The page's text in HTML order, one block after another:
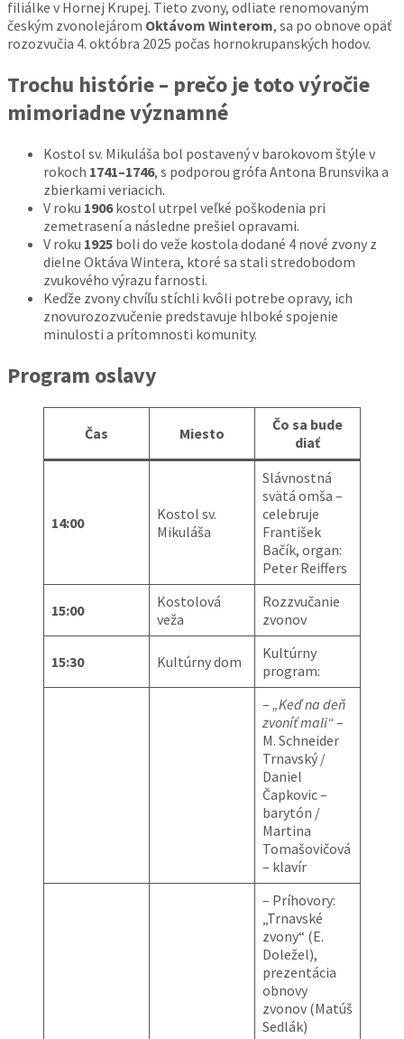
filiálke v Hornej Krupej. Tieto zvony, odliate renomovaným
českým zvonolejárom Oktávom Winterom, sa po obnove opäť
rozozvučia 4. októbra 2025 počas hornokrupanských hodov.
Trochu histórie – prečo je toto výročie
mimoriadne významné
Kostol sv. Mikuláša bol postavený v barokovom štýle v
rokoch 1741–1746, s podporou grófa Antona Brunsvika a
zbierkami veriacich.
V roku 1906kostol utrpel veľké poškodenia pri
zemetrasení a následne prešiel opravami.
V roku 1925 boli do veže kostola dodané 4 nové zvony z
dielne Oktáva Wintera, ktoré sa stali stredobodom
zvukového výrazu farnosti.
Keďže zvony chvíľu stíchli kvôli potrebe opravy, ich
znovurozozvučenie predstavuje hlboké spojenie
minulosti a prítomnosti komunity.
Program oslavy
Čas Miesto
Čo sa bude
diať
14:00
Kostol sv.
Mikuláša
Slávnostná
svätá omša –
celebruje
František
Bačík, organ:
Peter Reiffers
15:00
Kostolová
veža
Rozzvučanie
zvonov
15:30 Kultúrny dom
Kultúrny
program:
– „Keď na deň
zvoníť mali“–
M. Schneider
Trnavský /
Daniel
Čapkovic –
barytón /
Martina
Tomašovičová
– klavír
– Príhovory:
„Trnavské
zvony“ (E.
Doležel),
prezentácia
obnovy
zvonov (Matúš
Sedlák)